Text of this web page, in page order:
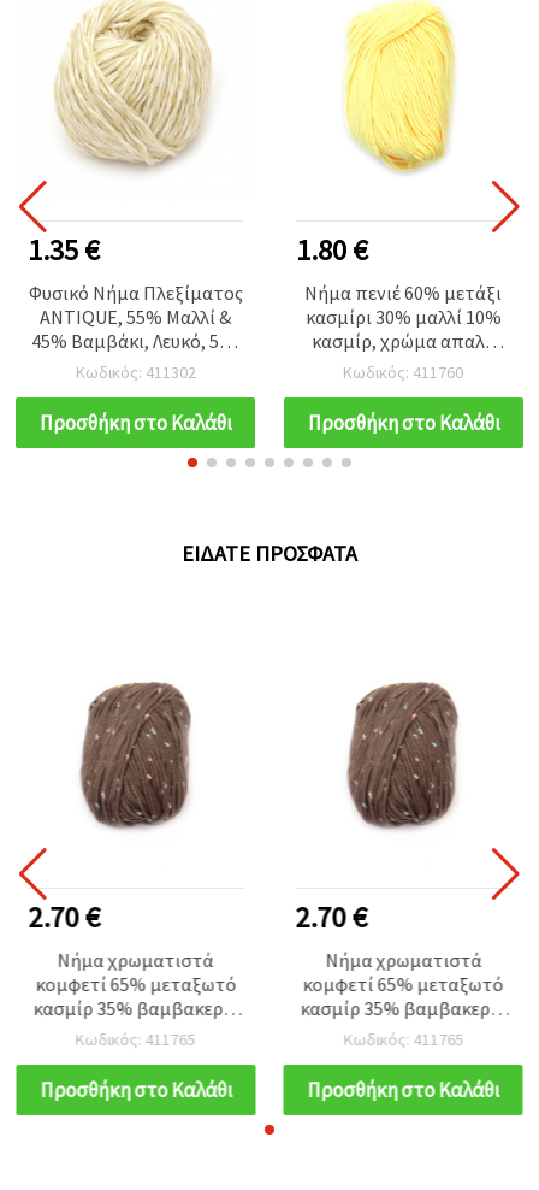
1.35 €
Φυσικό Νήμα Πλεξίματος
ANTIQUE, 55% Μαλλί &
45% Βαμβάκι, Λευκό, 50g
/ 100m
Κωδικός: 411302
Προσθήκη στο Καλάθι
1.80 €
Νήμα πενιέ 60% μετάξι
κασμίρι 30% μαλλί 10%
κασμίρ, χρώμα απαλό
κίτρινο -50 γραμμάρια
Κωδικός: 411760
Προσθήκη στο Καλάθι
ΕΊΔΑΤΕ ΠΡΌΣΦΑΤΑ
2.70 €
Νήμα χρωματιστά
κομφετί 65% μεταξωτό
κασμίρ 35% βαμβακερό,
χρώμα καφέ -50
γραμμάρια
Κωδικός: 411765
Προσθήκη στο Καλάθι
2.70 €
Νήμα χρωματιστά
κομφετί 65% μεταξωτό
κασμίρ 35% βαμβακερό,
χρώμα καφέ -50
γραμμάρια
Κωδικός: 411765
Προσθήκη στο Καλάθι